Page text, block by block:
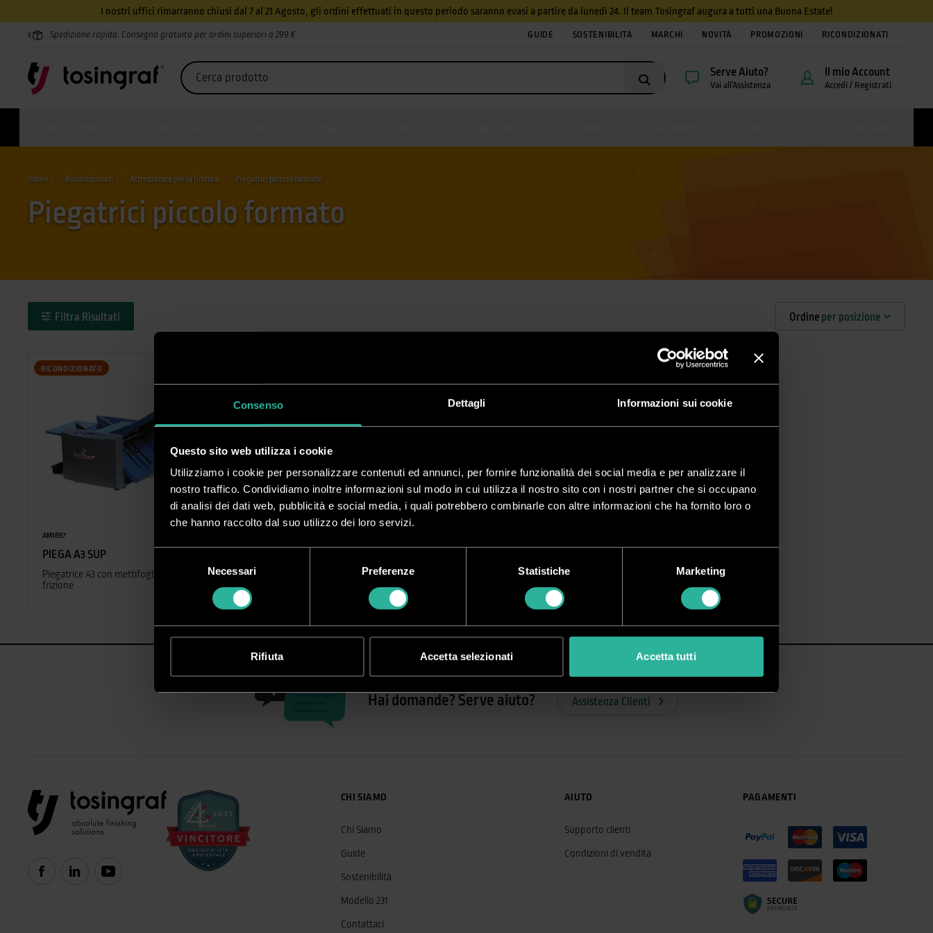
Consenso Dettagli Informazioni sui cookie
Questo sito web utilizza i cookie
Utilizziamo i cookie per personalizzare contenuti ed annunci, per fornire funzionalità dei social media e per analizzare il
nostro traffico. Condividiamo inoltre informazioni sul modo in cui utilizza il nostro sito con i nostri partner che si occupano
di analisi dei dati web, pubblicità e social media, i quali potrebbero combinarle con altre informazioni che ha fornito loro o
che hanno raccolto dal suo utilizzo dei loro servizi.
Necessari Preferenze Statistiche Marketing
Rifiuta Accetta selezionati Accetta tutti
I nostri uffici rimarranno chiusi dal 7 al 21 Agosto, gli ordini effettuati in questo periodo saranno evasi a partire da lunedì 24. Il team Tosingraf augura a tutti una Buona Estate!
Spedizione rapida. Consegna gratuita per ordini superiori a 299 € GUIDE SOSTENIBILITÀ MARCHI NOVITÀ PROMOZIONI RICONDIZIONATI
Serve Aiuto?
Vai all’Assistenza
Il mio Account
Accedi / Registrati
Home Ricondizionati Attrezzature per la finitura Piegatrici piccolo formato
Piegatrici piccolo formato
Filtra Risultati Ordine per posizione
RICONDIZIONATO
AM1897
PIEGA A3 SUP
Piegatrice A3 con mettifoglio a
frizione
Hai domande? Serve aiuto? Assistenza Clienti
CHI SIAMO
Chi Siamo
Guide
Sostenibilità
Modello 231
Contattaci
AIUTO
Supporto clienti
Condizioni di vendita
PAGAMENTI